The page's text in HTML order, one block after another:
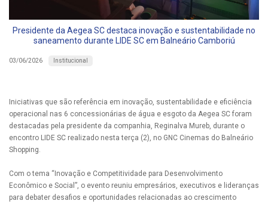
Presidente da Aegea SC destaca inovação e sustentabilidade no
saneamento durante LIDE SC em Balneário Camboriú
03/06/2026 Institucional
Iniciativas que são referência em inovação, sustentabilidade e eficiência
operacional nas 6 concessionárias de água e esgoto da Aegea SC foram
destacadas pela presidente da companhia, Reginalva Mureb, durante o
encontro LIDE SC realizado nesta terça (2), no GNC Cinemas do Balneário
Shopping.
Com o tema “Inovação e Competitividade para Desenvolvimento
Econômico e Social”, o evento reuniu empresários, executivos e lideranças
para debater desafios e oportunidades relacionadas ao crescimento